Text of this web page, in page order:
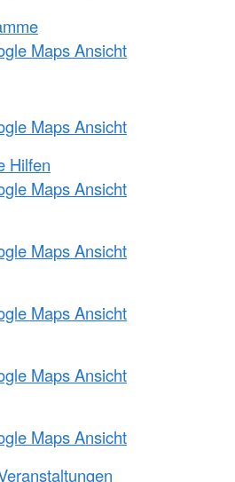
Maps Ansicht
Maps Ansicht
Hilfen
Maps Ansicht
Maps Ansicht
Maps Ansicht
Maps Ansicht
Maps Ansicht